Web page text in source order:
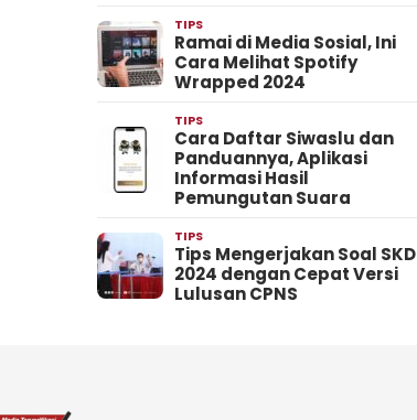
TIPS
Ramai di Media Sosial, Ini
Cara Melihat Spotify
Wrapped 2024
TIPS
Cara Daftar Siwaslu dan
Panduannya, Aplikasi
Informasi Hasil
Pemungutan Suara
TIPS
Tips Mengerjakan Soal SKD
2024 dengan Cepat Versi
Lulusan CPNS